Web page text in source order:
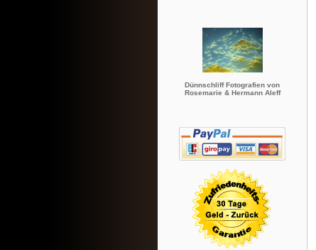
Dünnschliff Fotografien von
Rosemarie & Hermann Aleff